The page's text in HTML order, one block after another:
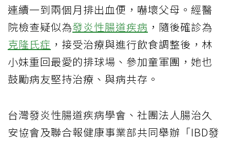
連續一到兩個月排出血便，嚇壞父母。經醫
院檢查疑似為發炎性腸道疾病 ，隨後確診為
克隆氏症 ，接受治療與進行飲食調整後，林
小妹重回最愛的排球場、參加童軍團，她也
鼓勵病友堅持治療、與病共存。
台灣發炎性腸道疾病學會、社團法人腸治久
安協會及聯合報健康事業部共同舉辦「IBD發